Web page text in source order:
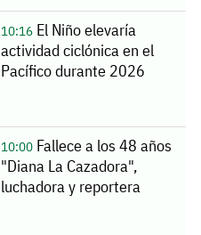
10:16El Niño elevaría
actividad ciclónica en el
Pacífico durante 2026
10:00Fallece a los 48 años
"Diana La Cazadora",
luchadora y reportera